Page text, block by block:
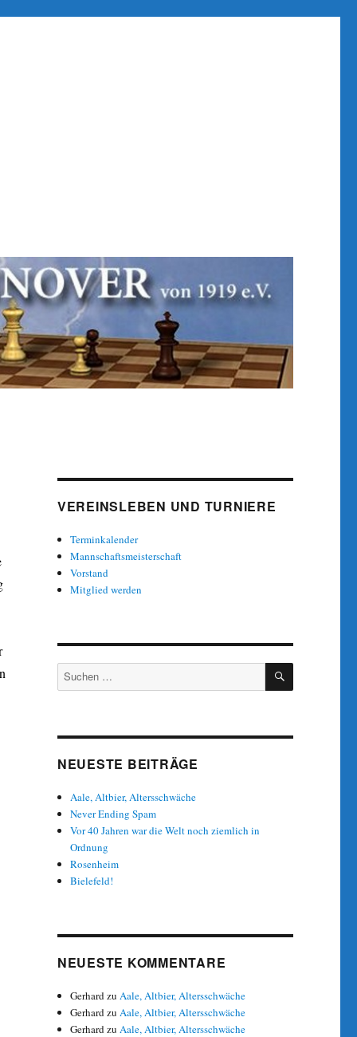
VEREINSLEBEN UND TURNIERE
Terminkalender
Mannschaftsmeisterschaft
Vorstand
Mitglied werden
Suche
nach:
SUCHEN
NEUESTE BEITRÄGE
Aale, Altbier, Altersschwäche
Never Ending Spam
Vor 40 Jahren war die Welt noch ziemlich in
Ordnung
Rosenheim
Bielefeld!
NEUESTE KOMMENTARE
GerhardzuAale, Altbier, Altersschwäche
GerhardzuAale, Altbier, Altersschwäche
GerhardzuAale, Altbier, Altersschwäche